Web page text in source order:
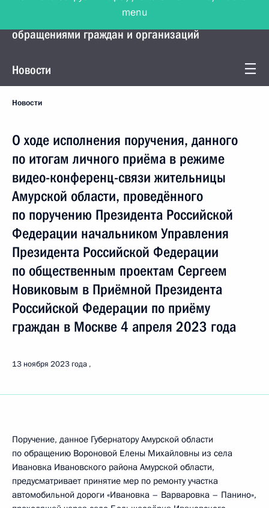
Управление Президента по работе с
обращениями граждан и организаций
Новости
Новости
О ходе исполнения поручения, данного
по итогам личного приёма в режиме
видео-конференц-связи жительницы
Амурской области, проведённого
по поручению Президента Российской
Федерации начальником Управления
Президента Российской Федерации
по общественным проектам Сергеем
Новиковым в Приёмной Президента
Российской Федерации по приёму
граждан в Москве 4 апреля 2023 года
13 ноября 2023 года
Поручение, данное Губернатору Амурской области
по обращению Вороновой Елены Михайловны из села
Ивановка Ивановского района Амурской области,
предусматривает принятие мер по ремонту участка
автомобильной дороги «Ивановка – Варваровка – Панино»,
menu